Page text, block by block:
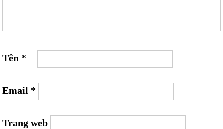
Tên *
Email *
Trang web